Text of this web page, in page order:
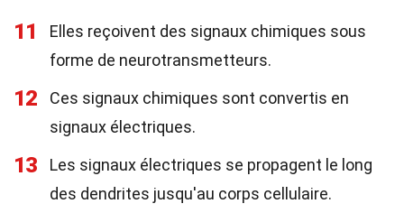
11
Elles reçoivent des signaux chimiques sous
forme de neurotransmetteurs.
12
Ces signaux chimiques sont convertis en
signaux électriques.
13
Les signaux électriques se propagent le long
des dendrites jusqu'au corps cellulaire.